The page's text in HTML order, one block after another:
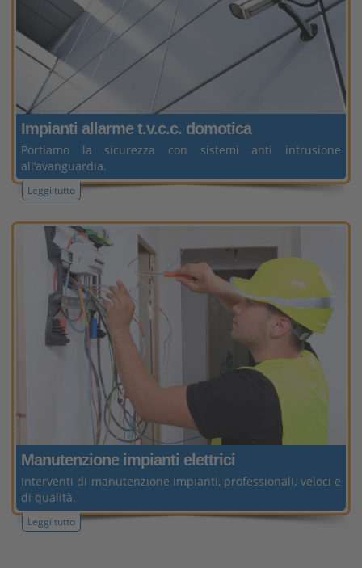
Impianti allarmet.v.c.c. domotica
Portiamo la sicurezza con sistemi anti intrusione
all’avanguardia.
Leggi tutto
Manutenzioneimpianti elettrici
Interventi di manutenzione impianti, professionali, veloci e
di qualità.
Leggi tutto